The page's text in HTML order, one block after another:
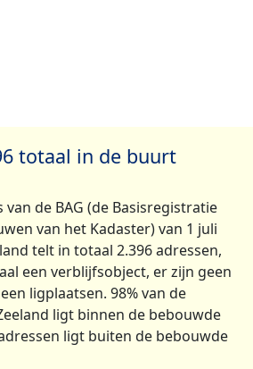
totaal in de buurt
de BAG (de Basisregistratie
van het Kadaster) van 1 juli
telt in totaal 2.396 adressen,
een verblijfsobject, er zijn geen
ligplaatsen. 98% van de
ligt binnen de bebouwde
ligt buiten de bebouwde